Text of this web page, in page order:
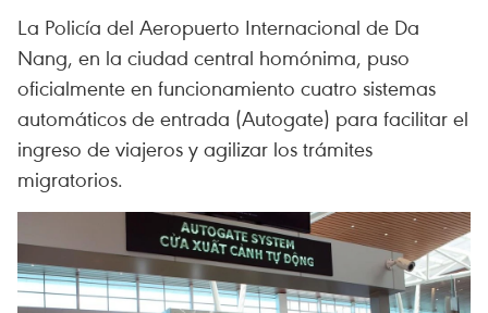
La Policía del Aeropuerto Internacional de Da
Nang, en la ciudad central homónima, puso
oficialmente en funcionamiento cuatro sistemas
automáticos de entrada (Autogate) para facilitar el
ingreso de viajeros y agilizar los trámites
migratorios.